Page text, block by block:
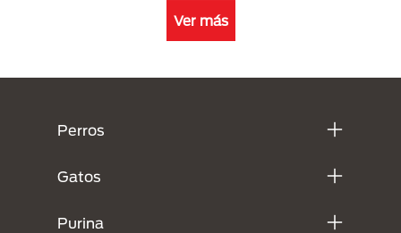
Ver más
Perros
Gatos
Purina